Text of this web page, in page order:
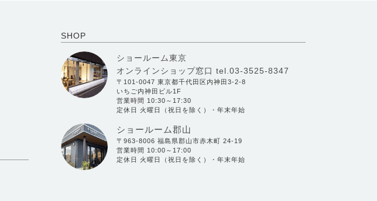
SHOP
ショールーム東京
オンラインショップ窓口 tel.03-3525-8347
〒101-0047 東京都千代田区内神田3-2-8
いちご内神田ビル1F
営業時間 10:30～17:30
定休日 火曜日（祝日を除く）・年末年始
ショールーム郡山
〒963-8006 福島県郡山市赤木町 24-19
営業時間 10:00～17:00
定休日 火曜日（祝日を除く）・年末年始